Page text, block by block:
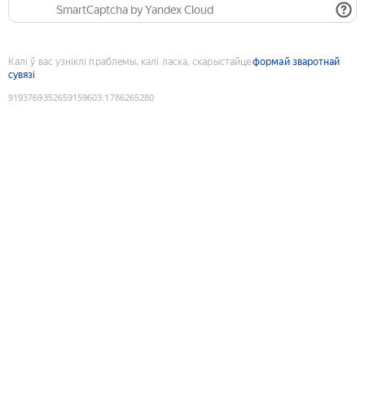
SmartCaptcha by Yandex Cloud
Калі ў вас узніклі праблемы, калі ласка, скарыстайцеформай зваротнай
сувязі
9193769352659159603:1786265280